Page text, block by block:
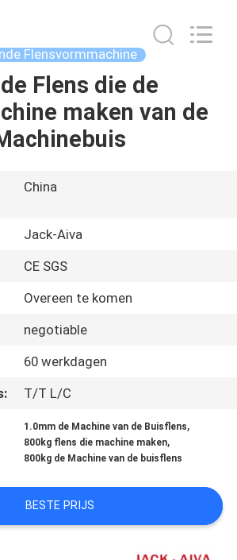
Flensvormmachine
Flens die de
maken van de
China
Jack-Aiva
CE SGS
Overeen te komen
negotiable
60 werkdagen
T/T L/C
1.0mm de Machine van de Buisflens,
800kg flens die machine maken,
800kg de Machine van de buisflens
BESTE PRIJS